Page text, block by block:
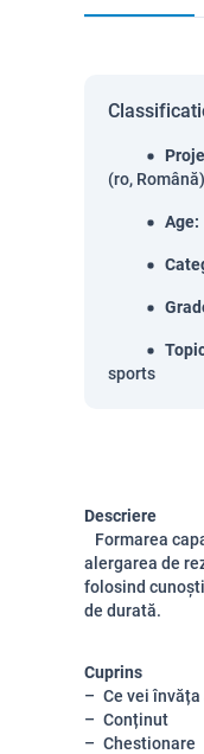
(ro, Română)
Age:
sports
Descriere
Formarea
alergarea de
folosind
de durată.
Cuprins
Ce vei
Conținut
Chestionare